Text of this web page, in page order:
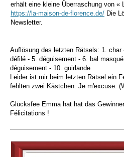
erhält eine kleine Überraschung von «
https://la-maison-de-florence.de/ Die
Newsletter.
Auflösung des letzten Rätsels: 1. char
défilé - 5. déguisement - 6. bal
déguisement - 10. guirlande
Leider ist mir beim letzten Rätsel ein
fehlten zwei Kästchen. Je m'excuse.
Glücksfee Emma hat hat das
Félicitations !